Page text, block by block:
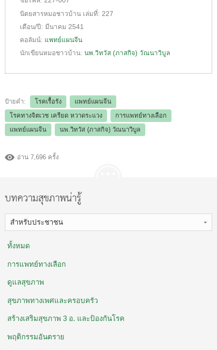
นิตยสารหมอชาวบ้าน เล่มที่: 227
เดือน/ปี: มีนาคม 2541
คอลัมน์: แพทย์แผนจีน
นักเขียนหมอชาวบ้าน: นพ.วิทวัส (ภาสกิจ) วัณนาวิบูล
ป้ายคำ: โรคเรื้อรัง
แพทย์แผนจีน
โรคทางจิตเวช เครียด หวาดระแวง
การแพทย์ทางเลือก
แพทย์แผนจีน
นพ.วิทวัส (ภาสกิจ) วัณนาวิบูล
อ่าน 7,696 ครั้ง
บทความสุขภาพน่ารู้
สำหรับประชาชน
ทั้งหมด
การแพทย์ทางเลือก
ดูแลสุขภาพ
สุขภาพทางเพศและครอบครัว
สร้างเสริมสุขภาพ 3 อ. ​และป้องกันโรค
พฤติกรรมอันตราย